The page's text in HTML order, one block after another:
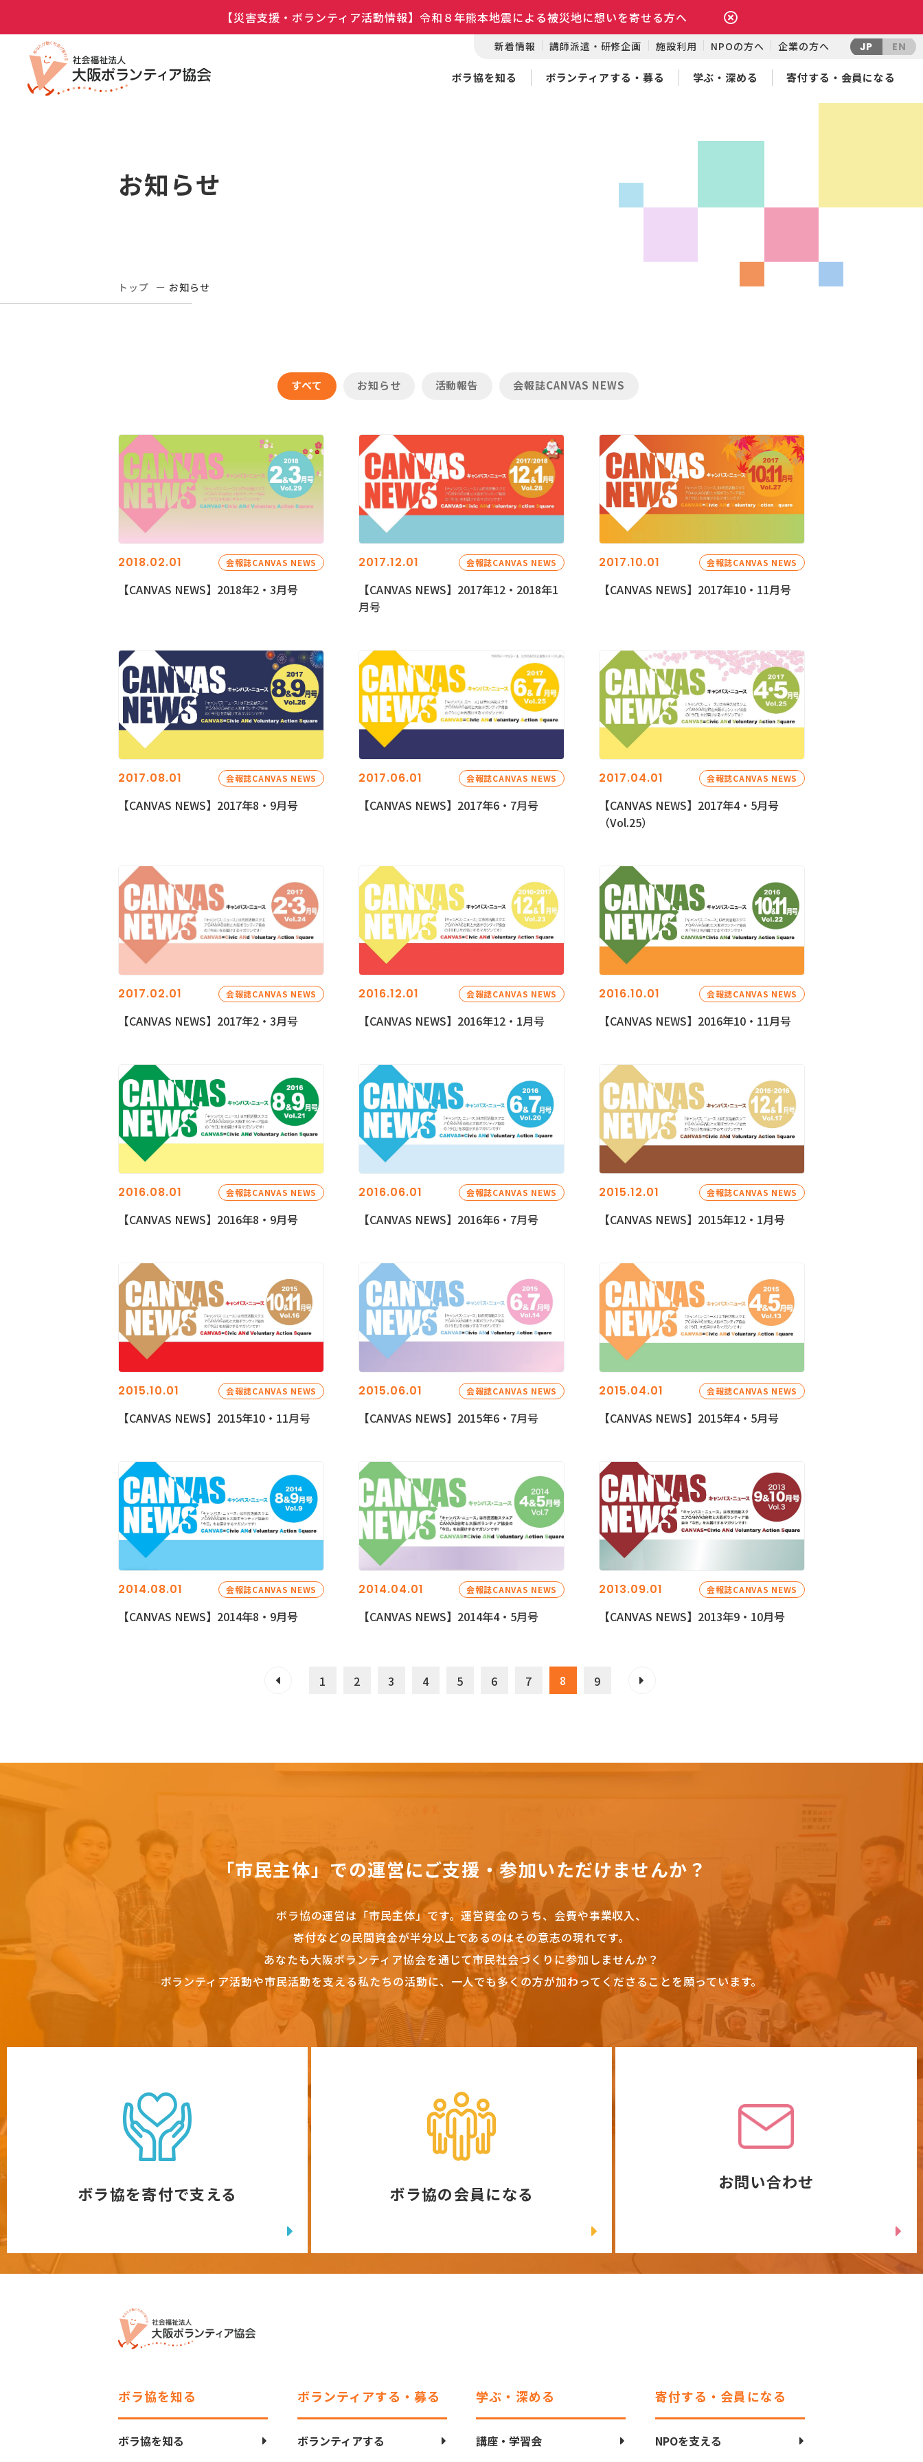
【災害支援・ボランティア活動情報】令和８年熊本地震による被災地に想いを寄せる方へ
新着情報 講師派遣・研修企画 施設利用 NPOの方へ 企業の方へ JP EN
ボラ協を知る ボランティアする・募る 学ぶ・深める 寄付する・会員になる
お知らせ
トップ お知らせ
すべて お知らせ 活動報告 会報誌CANVAS NEWS
2018.02.01 会報誌CANVAS NEWS
【CANVAS NEWS】2018年2・3月号
2017.12.01 会報誌CANVAS NEWS
【CANVAS NEWS】2017年12・2018年1
月号
2017.10.01 会報誌CANVAS NEWS
【CANVAS NEWS】2017年10・11月号
2017.08.01 会報誌CANVAS NEWS
【CANVAS NEWS】2017年8・9月号
2017.06.01 会報誌CANVAS NEWS
【CANVAS NEWS】2017年6・7月号
2017.04.01 会報誌CANVAS NEWS
【CANVAS NEWS】2017年4・5月号
（Vol.25）
2017.02.01 会報誌CANVAS NEWS
【CANVAS NEWS】2017年2・3月号
2016.12.01 会報誌CANVAS NEWS
【CANVAS NEWS】2016年12・1月号
2016.10.01 会報誌CANVAS NEWS
【CANVAS NEWS】2016年10・11月号
2016.08.01 会報誌CANVAS NEWS
【CANVAS NEWS】2016年8・9月号
2016.06.01 会報誌CANVAS NEWS
【CANVAS NEWS】2016年6・7月号
2015.12.01 会報誌CANVAS NEWS
【CANVAS NEWS】2015年12・1月号
2015.10.01 会報誌CANVAS NEWS
【CANVAS NEWS】2015年10・11月号
2015.06.01 会報誌CANVAS NEWS
【CANVAS NEWS】2015年6・7月号
2015.04.01 会報誌CANVAS NEWS
【CANVAS NEWS】2015年4・5月号
2014.08.01 会報誌CANVAS NEWS
【CANVAS NEWS】2014年8・9月号
2014.04.01 会報誌CANVAS NEWS
【CANVAS NEWS】2014年4・5月号
2013.09.01 会報誌CANVAS NEWS
【CANVAS NEWS】2013年9・10月号
1 2 3 4 5 6 7 8 9
「市民主体」での運営にご支援・参加いただけませんか？
ボラ協の運営は「市民主体」です。 運営資金のうち、会費や事業収入、
寄付などの民間資金が半分以上であるのはその意志の現れです。
あなたも大阪ボランティア協会を通じて市民社会づくりに参加しませんか？
ボランティア活動や市民活動を支える私たちの活動に、一人でも多くの方が加わってくださることを願っています。
ボラ協を寄付で支える ボラ協の会員になる
お問い合わせ
ボラ協を知る
ボラ協を知る
ボランティアする・募る
ボランティアする
学ぶ・深める
講座・学習会
寄付する・会員になる
NPOを支える